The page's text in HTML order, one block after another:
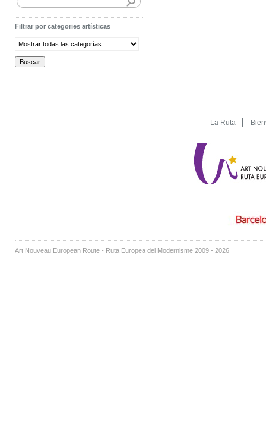
Filtrar por categories artísticas
La Ruta
Art Nouveau European Route - Ruta Europea del Modernisme 2009 - 2026